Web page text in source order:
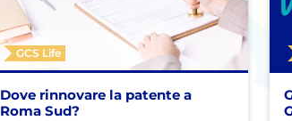
GCS Life
Dove rinnovare la patente a
Roma Sud?